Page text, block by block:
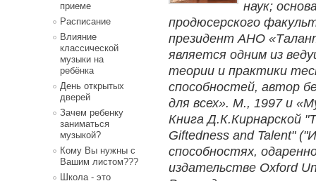
приеме
Расписание
Влияние
классической
музыки на
ребёнка
День открытых
дверей
Зачем ребенку
заниматься
музыкой?
Кому Вы нужны с
Вашим листом???
Школа - это
наук;
продюсерского
президент АНО
является одним из
теории и практики
способностей, автор
для всех». М., 1997 и
Книга Д.К.Кирнарской
Giftedness and Talent"
способностях,
издательстве Oxford